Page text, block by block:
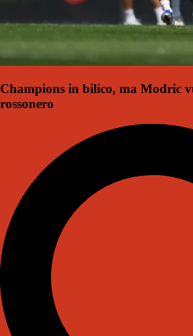
Champions in bilico, ma Modric
rossonero